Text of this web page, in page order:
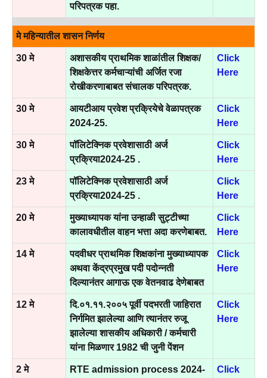
परिपत्रक पहा.
मे महिन्यातील शासन निर्णय
30 मे
अशासकीय प्राथमिक शाळांतील शिक्षक/
शिक्षकेत्तर कर्मचाऱ्यांची अर्जित रजा
रोखीकरणाबाबत संचालक परिपत्रक.
Click
Here
30 मे
आयटीआय प्रवेश प्रक्रियेचे वेळापत्रक
2024-25.
Click
Here
30 मे
पॉलिटेक्निक प्रवेशासाठी अर्ज
प्रक्रिया2024-25 .
Click
Here
23 मे
पॉलिटेक्निक प्रवेशासाठी अर्ज
प्रक्रिया2024-25 .
Click
Here
20 मे
मुख्याध्यापक यांना उन्हाळी सुट्टीच्या
कालावधीतील वाहन भत्ता अदा करणेबाबत.
Click
Here
14 मे
पदवीधर प्राथमिक शिक्षकांना मुख्याध्यापक
अथवा केंद्रप्रमुख पदी पदोन्नती
दिल्यानंतर आगाऊ एक वेतनवाढ देणेबाबत
Click
Here
12 मे
दि.०१.११.२००५ पूर्वी पदभरती जाहिरात
निर्गमित झालेल्या आणि त्यानंतर रुजू
झालेल्या शासकीय अधिकारी / कर्मचारी
यांना मिळणार 1982 ची जुनी पेंशन
Click
Here
2 मे
RTE admission process 2024-
Click